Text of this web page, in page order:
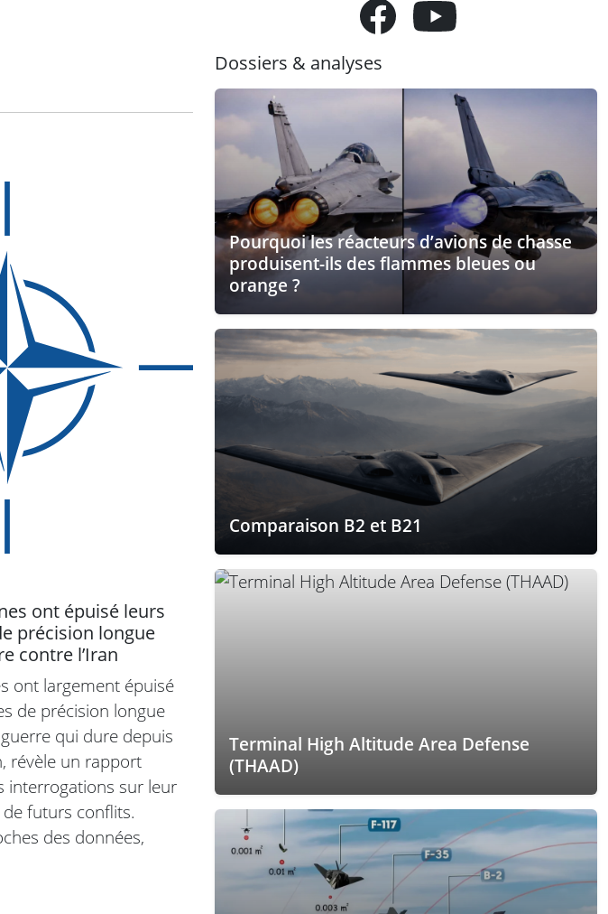
ont épuisé leurs
précision longue
contre l’Iran
ont largement épuisé
de précision longue
qui dure depuis
révèle un rapport
interrogations sur leur
futurs conflits.
des données,
Dossiers & analyses
Pourquoi les réacteurs d’avions de chasse
produisent-ils des flammes bleues ou
orange ?
Comparaison B2 et B21
Terminal High Altitude Area Defense
(THAAD)